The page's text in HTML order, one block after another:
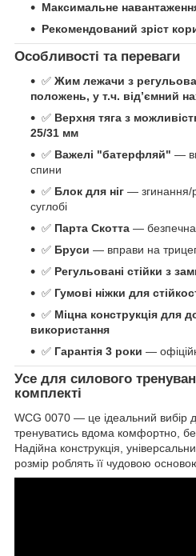
Максимальне
Рекомендований зріст
Особливості та переваги
✅ Жим лежачи з
положень, у т.ч. від’ємний
✅ Верхня тяга з
25/31 мм
✅ Важелі "батерфляй" —
спини
✅ Блок для ніг — згинання/
суглобі
✅ Парта Скотта — безпечна
✅ Бруси — вправи на
✅ Регульовані стійки з
✅ Гумові ніжки для
✅ Міцна конструкція для
використання
✅ Гарантія 3 роки —
Усе для силового
комплекті
WCG 0070 — це ідеальний вибір
тренуватись вдома комфортно,
Надійна конструкція,
розмір роблять її чудовою